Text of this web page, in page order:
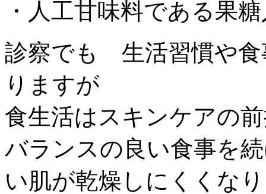
・人工甘味料である果
診察でも 生活習慣や食
りますが
食生活はスキンケアの
バランスの良い食事を
い肌が乾燥しにくくな